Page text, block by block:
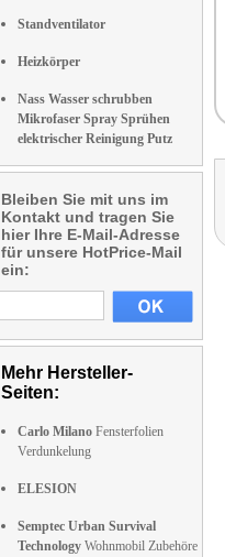
Standventilator
Heizkörper
Nass Wasser schrubben
Mikrofaser Spray Sprühen
elektrischer Reinigung Putz
Bleiben Sie mit uns im
Kontakt und tragen Sie
hier Ihre E-Mail-Adresse
für unsere HotPrice-Mail
ein:
Mehr Hersteller-
Seiten:
Carlo Milano Fensterfolien
Verdunkelung
ELESION
Semptec Urban Survival
Technology Wohnmobil Zubehöre